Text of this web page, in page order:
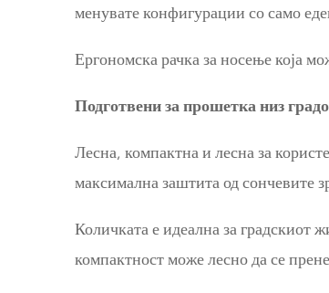
менувате конфигурации со само
Ергономска рачка за носење која
Подготвени за прошетка низ
Лесна, компактна и лесна за
максимална заштита од сончевите
Количката е идеална за градскиот
компактност може лесно да се